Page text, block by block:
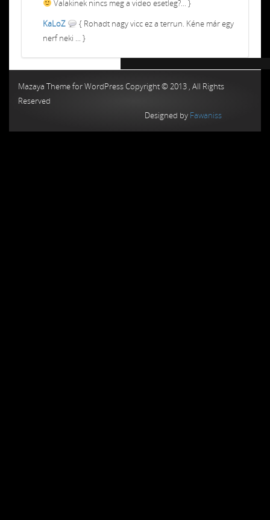
Valakinek nincs meg a video esetleg?... }
KaLoZ
{ Rohadt nagy vicc ez a terrun. Kéne már egy
nerf neki ... }
Mazaya Theme for WordPress Copyright © 2013 , All Rights
Reserved
Designed by Fawaniss